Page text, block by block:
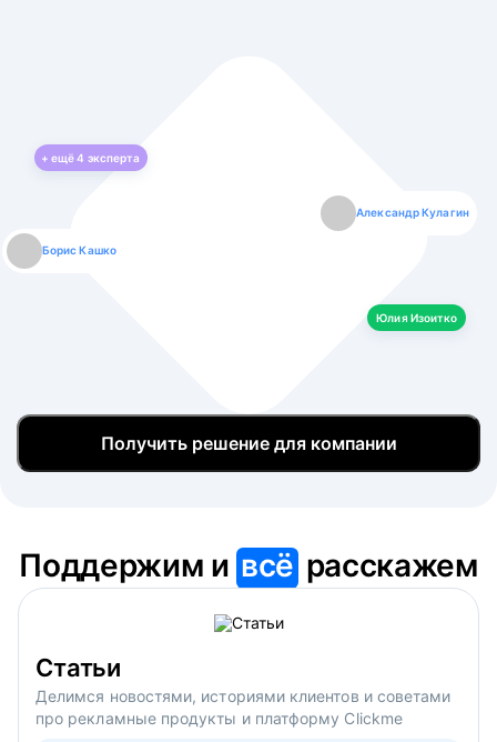
+ ещё4 эксперта
Борис Кашко
Александр Кулагин
Юлия Изоитко
Юлия Изоитко
Даниил Макаров
Александр Кулагин
Екатерина Лазаренко
Даниил Макаров
Борис Кашко
Екатерина Лазаренко
Юлия Изоитко
Получить решение для компании
Поддержим ивсё расскажем
Статьи
Делимся новостями, историями клиентов и советами
про рекламные продукты и платформу Clickme